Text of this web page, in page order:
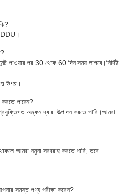
পাওয়ার পর 30 থেকে 60 দিন সময় লাগবে।নির্দিষ্ট
উপর।
পারেন?
অঙ্কন দ্বারা উত্পাদন করতে পারি।আমরা
আমরা নমুনা সরবরাহ করতে পারি, তবে
সমস্ত পণ্য পরীক্ষা করেন?